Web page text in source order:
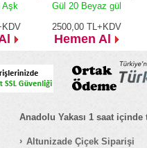
Aşk
Gül 20 Beyaz gül
2500,00 TL+KDV
Hemen Al
Anadolu Yakası 1 saat içinde
Altunizade Çiçek Siparişi